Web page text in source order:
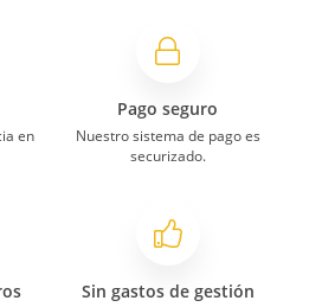
en
Pago seguro
Nuestro sistema de pago es
securizado.
Sin gastos de gestión